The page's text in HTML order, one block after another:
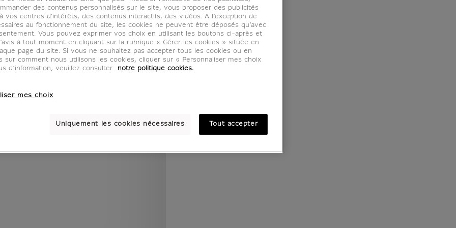
COULEUR
}} {{ dimensions.legend.unit }}
des contenus personnalisés sur le site, vous proposer des publicités
vos centres d'intérêts, des contenus interactifs, des vidéos. A l’exception de
au fonctionnement du site, les cookies ne peuvent être déposés qu’avec
Vous pouvez exprimer vos choix en utilisant les boutons ci-après et
à tout moment en cliquant sur la rubrique « Gérer les cookies » située en
page du site. Si vous ne souhaitez pas accepter tous les cookies ou en
sur comment nous utilisons les cookies, cliquer sur « Personnaliser mes choix
d’information, veuillez consulter
notre politique cookies.
mes choix
Uniquement les cookies nécessaires Tout accepter